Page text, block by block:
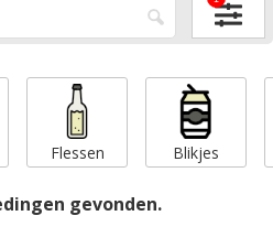
Flessen Blikjes
gevonden.